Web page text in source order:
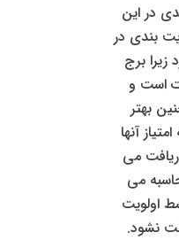
در این
بندی در
برج
است و
بهتر
آنها
می
می
اولویت
نشود.